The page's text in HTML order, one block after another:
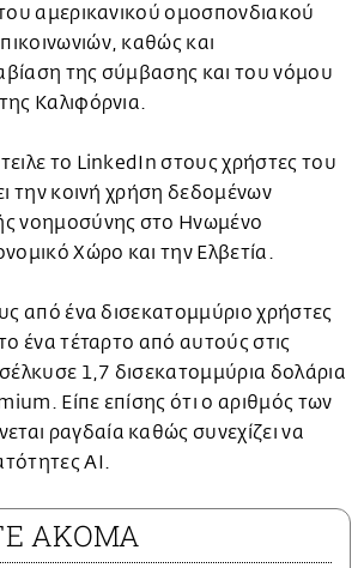
αμερικανικού ομοσπονδιακού
καθώς και
της σύμβασης και του νόμου
Καλιφόρνια.
το LinkedIn στους χρήστες του
την κοινή χρήση δεδομένων
νοημοσύνης στο Ηνωμένο
Χώρο και την Ελβετία.
από ένα δισεκατομμύριο χρήστες
ένα τέταρτο από αυτούς στις
1,7 δισεκατομμύρια δολάρια
Είπε επίσης ότι ο αριθμός των
ραγδαία καθώς συνεχίζει να
AI.
ΑΚΟΜΑ